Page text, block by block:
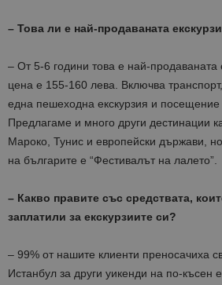
– Това ли е най-продаваната
– От 5-6 години това е най-продаваната
цена е 155-160 лева. Включва
една пешеходна екскурзия и
Предлагаме и много други дестинации
Мароко, Тунис и европейски държави,
на българите е “Фестивалът на лалето”.
– Какво правите със средствата,
заплатили за екскурзиите си?
– 99% от нашите клиенти преносачиха
Истанбул за други уикенди на по-късен